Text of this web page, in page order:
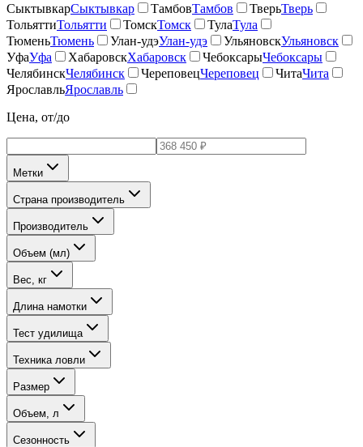
СыктывкарСыктывкар ТамбовТамбов ТверьТверь
ТольяттиТольятти ТомскТомск ТулаТула
ТюменьТюмень Улан-удэУлан-удэ УльяновскУльяновск
УфаУфа ХабаровскХабаровск ЧебоксарыЧебоксары
ЧелябинскЧелябинск ЧереповецЧереповец ЧитаЧита
ЯрославльЯрославль
Цена, от/до
Метки
Страна производитель
Производитель
Объем (мл)
Вес, кг
Длина намотки
Тест удилища
Техника ловли
Размер
Объем, л
Сезонность